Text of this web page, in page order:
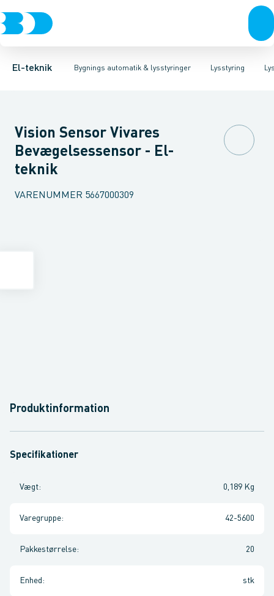
El-teknik Bygnings automatik & lysstyringer
Afbrydere, stikkontakter & lampeudtagForgreningsmateriel
Lysstyring
Lysstyring
Forkobling LysstyringskomponentLED-styring Glimtænder
Vision Sensor Vivares
Bevægelsessensor - El-
teknik
VARENUMMER 5667000309
Produktinformation
Specifikationer
Vægt: 0,189 Kg
Varegruppe: 42-5600
Pakkestørrelse: 20
Enhed : stk